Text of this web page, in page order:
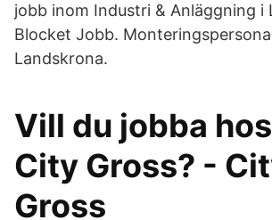
jobb inom Industri & Anläggning i
Blocket Jobb.
Landskrona.
Vill du jobba
City Gross? -
Gross